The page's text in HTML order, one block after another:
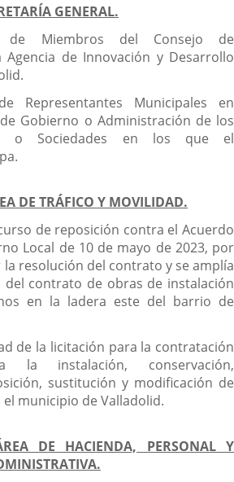
GENERAL.
de Miembros del Consejo de
de Innovación y Desarrollo
Representantes Municipales en
Gobierno o Administración de los
o Sociedades en los que el
DE TRÁFICO Y MOVILIDAD.
de reposición contra el Acuerdo
Local de 10 de mayo de 2023, por
resolución del contrato y se amplía
del contrato de obras de instalación
en la ladera este del barrio de
de la licitación para la contratación
la instalación, conservación,
sustitución y modificación de
el municipio de Valladolid.
DE HACIENDA, PERSONAL Y